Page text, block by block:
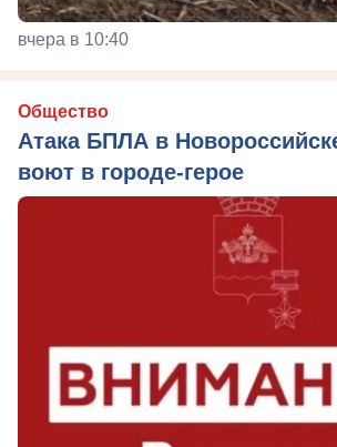
вчера в 10:40
Общество
Атака БПЛА в
воют в городе-герое